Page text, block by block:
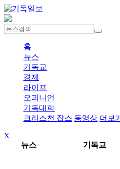
홈
뉴스
기독교
경제
라이프
오피니언
기독대학
크리스천 잡스 동영상 더보기
X
뉴스
기독교